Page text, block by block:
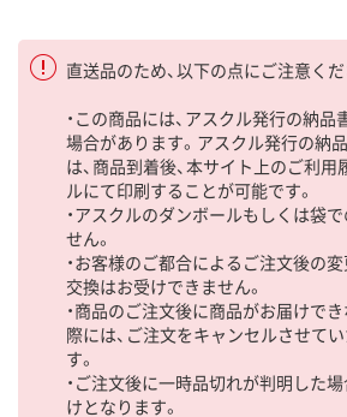
直送品のため、以下の点にご注意くだ
・この商品には、アスクル発行の納
場合があります。アスクル発行の納
は、商品到着後、本サイト上のご利
ルにて印刷することが可能です。
・アスクルのダンボールもしくは袋
せん。
・お客様のご都合によるご注文後の変
交換はお受けできません。
・商品のご注文後に商品がお届けで
際には、ご注文をキャンセルさせて
す。
・ご注文後に一時品切れが判明した
けとなります。